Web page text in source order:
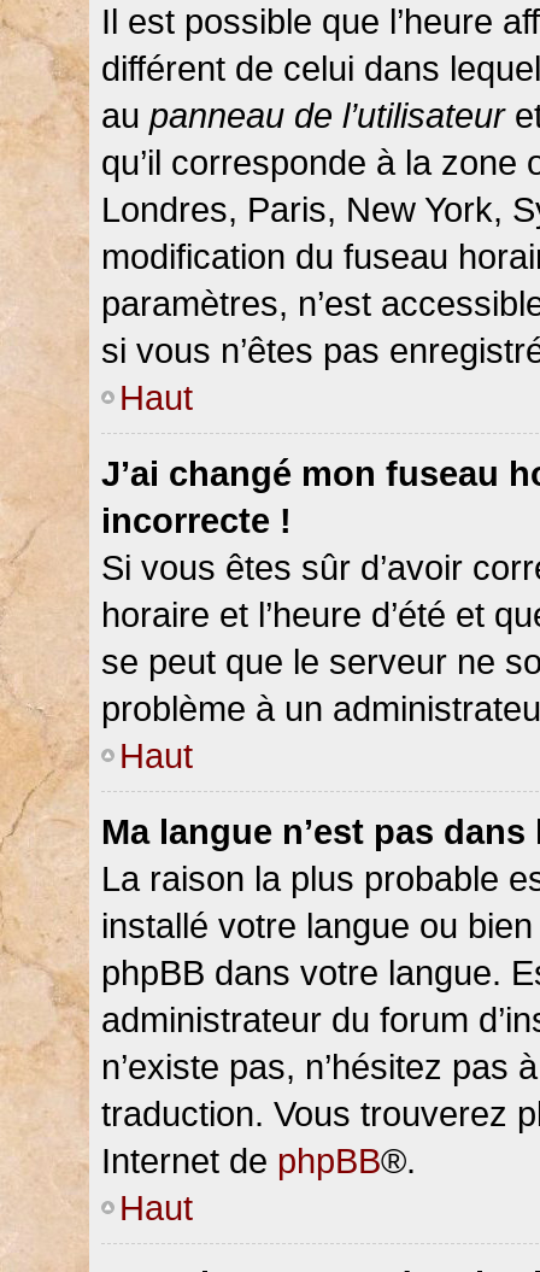
Il est possible que l’heure
différent de celui dans
au panneau de l’utilisateur
qu’il corresponde à la
Londres, Paris, New York,
modification du fuseau
paramètres, n’est
si vous n’êtes pas
Haut
J’ai changé mon fuseau
incorrecte !
Si vous êtes sûr d’avoir
horaire et l’heure d’été et
se peut que le serveur ne
problème à un
Haut
Ma langue n’est pas
La raison la plus probable
installé votre langue ou
phpBB dans votre langue.
administrateur du forum
n’existe pas, n’hésitez pas
traduction. Vous trouverez
Internet de phpBB®.
Haut